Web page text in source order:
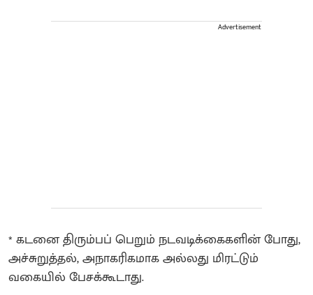
Advertisement
* கடனை திரும்பப் பெறும் நடவடிக்கைகளின் போது,
அச்சுறுத்தல், அநாகரிகமாக அல்லது மிரட்டும்
வகையில் பேசக்கூடாது.